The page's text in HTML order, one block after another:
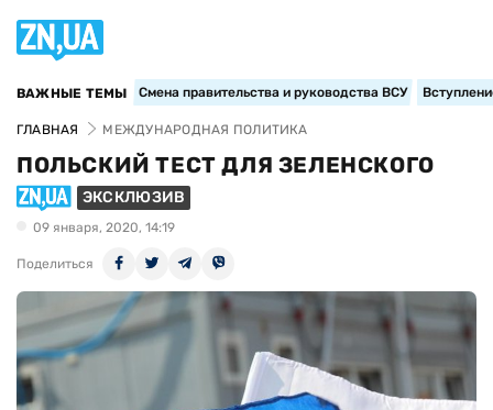
ВАЖНЫЕ ТЕМЫ Смена правительства и руководства ВСУ
ГЛАВНАЯ МЕЖДУНАРОДНАЯ ПОЛИТИКА
ПОЛЬСКИЙ ТЕСТ ДЛЯ ЗЕЛЕНСКОГО
ЭКСКЛЮЗИВ
09 января, 2020, 14:19
Поделиться